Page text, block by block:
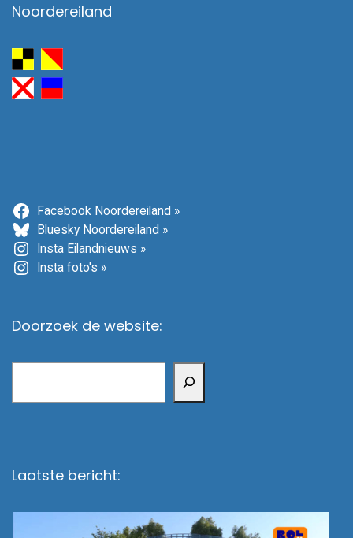
Noordereiland
Facebook Noordereiland »
Bluesky Noordereiland »
Insta Eilandnieuws »
Insta foto's »
Doorzoek de website:
Laatste bericht: